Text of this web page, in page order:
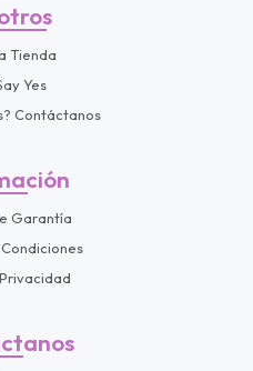
Tienda
Yes
Contáctanos
Garantía